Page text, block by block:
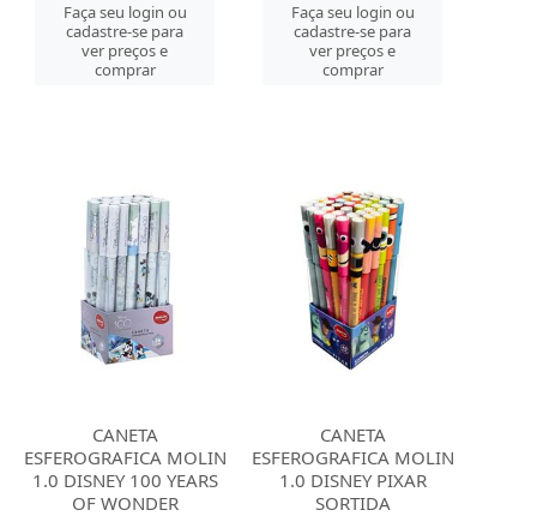
Faça seu login ou
cadastre-se para
ver preços e
comprar
Faça seu login ou
cadastre-se para
ver preços e
comprar
CANETA
ESFEROGRAFICA MOLIN
1.0 DISNEY 100 YEARS
OF WONDER
CANETA
ESFEROGRAFICA MOLIN
1.0 DISNEY PIXAR
SORTIDA